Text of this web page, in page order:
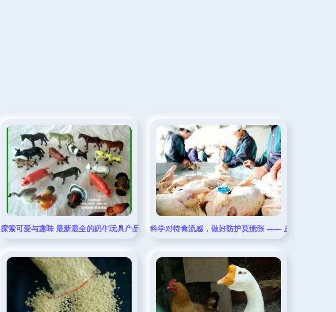
探索可爱与趣味 最新最全的奶牛玩具产品参考科学对待禽流感，做好防护莫慌张 —— 从家禽开始的